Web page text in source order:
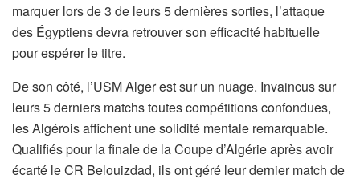
marquer lors de 3 de leurs 5 dernières sorties, l’attaque
des Égyptiens devra retrouver son efficacité habituelle
pour espérer le titre.
De son côté, l’USM Alger est sur un nuage. Invaincus sur
leurs 5 derniers matchs toutes compétitions confondues,
les Algérois affichent une solidité mentale remarquable.
Qualifiés pour la finale de la Coupe d’Algérie après avoir
écarté le CR Belouizdad, ils ont géré leur dernier match de